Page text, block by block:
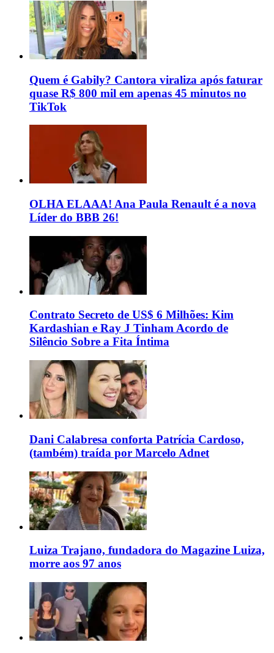
Quem é Gabily? Cantora viraliza após faturar
quase R$ 800 mil em apenas 45 minutos no
TikTok
OLHA ELAAA! Ana Paula Renault é a nova
Líder do BBB 26!
Contrato Secreto de US$ 6 Milhões: Kim
Kardashian e Ray J Tinham Acordo de
Silêncio Sobre a Fita Íntima
Dani Calabresa conforta Patrícia Cardoso,
(também) traída por Marcelo Adnet
Luiza Trajano, fundadora do Magazine Luiza,
morre aos 97 anos